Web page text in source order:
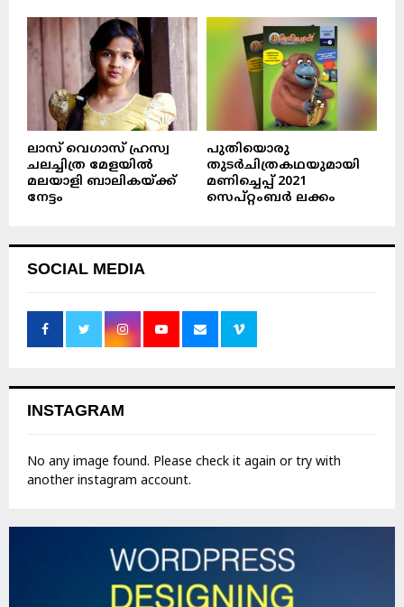
ലാസ് വെഗാസ് ഹ്രസ്വ
ചലച്ചിത്ര മേളയിൽ
മലയാളി ബാലികയ്ക്ക്
നേട്ടം
പുതിയൊരു
തുടർചിത്രകഥയുമായി
മണിച്ചെപ്പ് 2021
സെപ്റ്റംബർ ലക്കം
SOCIAL MEDIA
INSTAGRAM
No any image found. Please check it again or try with
another instagram account.